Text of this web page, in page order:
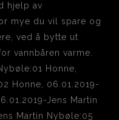
hjelp av
mye du vil spare og
ved å bytte ut
vannbåren varme.
Honne,
Honne, 06.01.2019-
Jens Martin
Martin Nybøle:05